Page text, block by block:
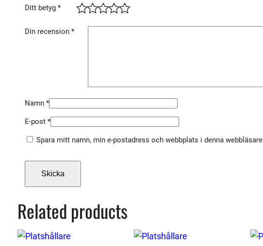
Ditt betyg *
Din recension *
Namn *
E-post *
Spara mitt namn, min e-postadress och webbplats i denna
Related products